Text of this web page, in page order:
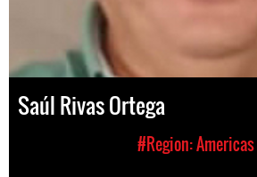
Saúl Rivas Ortega
#Region: Americas